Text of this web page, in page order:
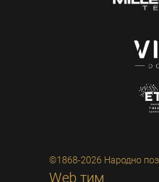
©1868-2026 Народно
Web тим